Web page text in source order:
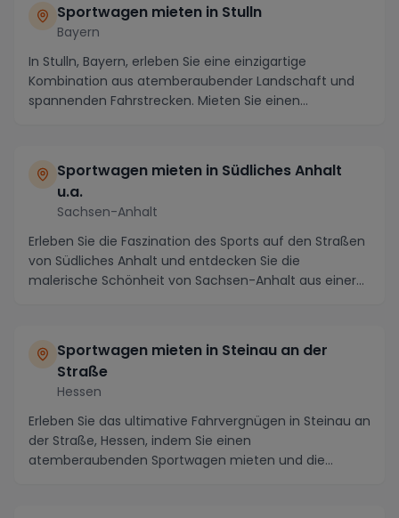
Sportwagen mieten in Stulln
Bayern
In Stulln, Bayern, erleben Sie eine einzigartige
Kombination aus atemberaubender Landschaft und
spannenden Fahrstrecken. Mieten Sie einen
Sportwagen mieten in Südliches Anhalt
u.a.
Sachsen-Anhalt
Erleben Sie die Faszination des Sports auf den Straßen
von Südliches Anhalt und entdecken Sie die
malerische Schönheit von Sachsen-Anhalt aus einer
Sportwagen mieten in Steinau an der
Straße
Hessen
Erleben Sie das ultimative Fahrvergnügen in Steinau an
der Straße, Hessen, indem Sie einen
atemberaubenden Sportwagen mieten und die